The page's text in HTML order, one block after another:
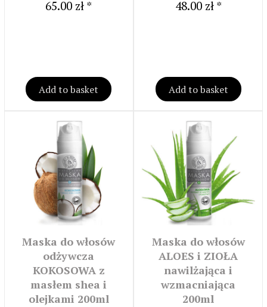
65.00 zł *
Add to basket
48.00 zł *
Add to basket
Maska do włosów
odżywcza
KOKOSOWA z
masłem shea i
olejkami 200ml
Maska do włosów
ALOES i ZIOŁA
nawilżająca i
wzmacniająca
200ml